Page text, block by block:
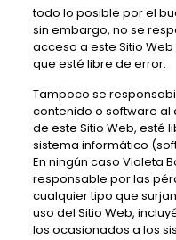
todo lo posible por el
sin embargo, no se
acceso a este Sitio
que esté libre de error.
Tampoco se
contenido o software
de este Sitio Web, esté
sistema informático
En ningún caso Violeta
responsable por las
cualquier tipo que
uso del Sitio Web,
los ocasionados a los